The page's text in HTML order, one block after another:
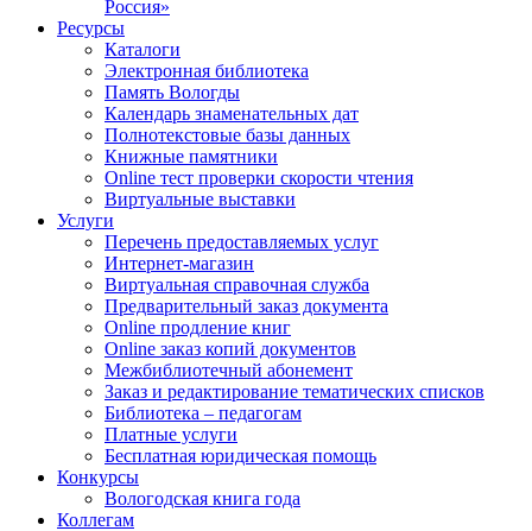
Россия»
Ресурсы
Каталоги
Электронная библиотека
Память Вологды
Календарь знаменательных дат
Полнотекстовые базы данных
Книжные памятники
Online тест проверки скорости чтения
Виртуальные выставки
Услуги
Перечень предоставляемых услуг
Интернет-магазин
Виртуальная справочная служба
Предварительный заказ документа
Online продление книг
Online заказ копий документов
Межбиблиотечный абонемент
Заказ и редактирование тематических списков
Библиотека – педагогам
Платные услуги
Бесплатная юридическая помощь
Конкурсы
Вологодская книга года
Коллегам